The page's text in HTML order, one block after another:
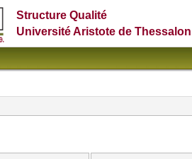
Structure Qualité
Université Aristote de